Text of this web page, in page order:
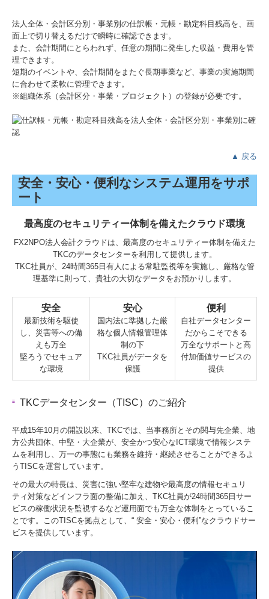
法人全体・会計区分別・事業別の仕訳帳・元帳・勘定科目残高を、画
面上で切り替えるだけで瞬時に確認できます。
また、会計期間にとらわれず、任意の期間に発生した収益・費用を管
理できます。
短期のイベントや、会計期間をまたぐ長期事業など、事業の実施期間
に合わせて柔軟に管理できます。
※組織体系（会計区分・事業・プロジェクト）の登録が必要です。
▲ 戻る
安全・安心・便利なシステム運用をサポ
ート
最高度のセキュリティー体制を備えたクラウド環境
FX2NPO法人会計クラウドは、最高度のセキュリティー体制を備えた
TKCのデータセンターを利用して提供します。
TKC社員が、24時間365日有人による常駐監視等を実施し、厳格な管
理基準に則って、貴社の大切なデータをお預かりします。
安全
最新技術を駆使
し、災害等への備
えも万全
堅ろうでセキュア
な環境
安心
国内法に準拠した厳
格な個人情報管理体
制の下
TKC社員がデータを
保護
便利
自社データセンター
だからこそできる
万全なサポートと高
付加価値サービスの
提供
TKCデータセンター（TISC）のご紹介
平成15年10月の開設以来、TKCでは、当事務所とその関与先企業、地
方公共団体、中堅・大企業が、安全かつ安心なICT環境で情報システ
ムを利用し、万一の事態にも業務を維持・継続させることができるよ
うTISCを運営しています。
その最大の特長は、災害に強い堅牢な建物や最高度の情報セキュリ
ティ対策などインフラ面の整備に加え、TKC社員が24時間365日サー
ビスの稼働状況を監視するなど運用面でも万全な体制をとっているこ
とです。このTISCを拠点として、“ 安全・安心・便利”なクラウドサー
ビスを提供しています。